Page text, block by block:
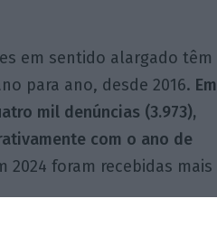
em sentido alargado têm
para ano, desde 2016. Em
mil denúncias (3.973),
com o ano de
2024 foram recebidas mais